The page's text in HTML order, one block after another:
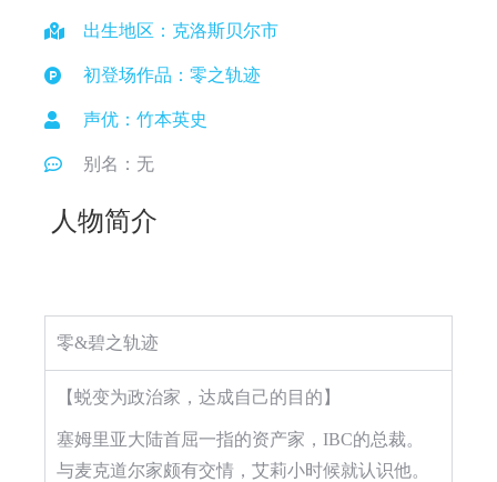
出生地区：克洛斯贝尔市
初登场作品：零之轨迹
声优：竹本英史
别名：无
人物简介
零&碧之轨迹
【蜕变为政治家，达成自己的目的】
塞姆里亚大陆首屈一指的资产家，IBC的总裁。
与麦克道尔家颇有交情，艾莉小时候就认识他。